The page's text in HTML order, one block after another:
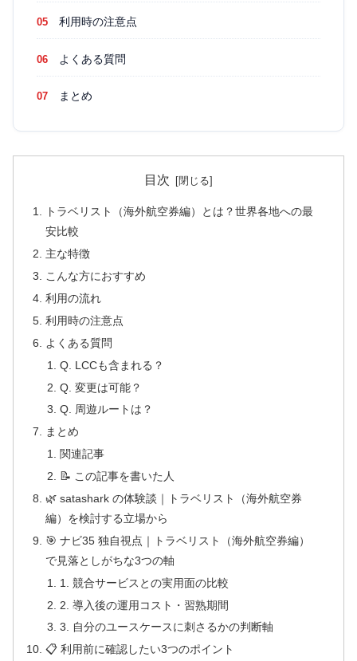
利用時の注意点
よくある質問
まとめ
目次
トラベリスト（海外航空券編）とは？世界各地への最
安比較
主な特徴
こんな方におすすめ
利用の流れ
利用時の注意点
よくある質問
Q. LCCも含まれる？
Q. 変更は可能？
Q. 周遊ルートは？
まとめ
関連記事
📝 この記事を書いた人
🌿 satashark の体験談｜トラベリスト（海外航空券
編）を検討する立場から
🎯 ナビ35 独自視点｜トラベリスト（海外航空券編）
で見落としがちな3つの軸
1. 競合サービスとの実用面の比較
2. 導入後の運用コスト・習熟期間
3. 自分のユースケースに刺さるかの判断軸
📋 利用前に確認したい3つのポイント